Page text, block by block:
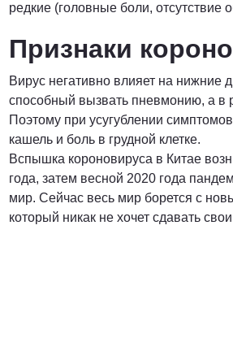
редкие (головные боли, отсутствие
Признаки
Вирус негативно влияет на нижние
способный вызвать пневмонию, а в
Поэтому при усугублении
кашель и боль в грудной клетке.
Вспышка короновируса в Китае
года, затем весной 2020 года
мир. Сейчас весь мир борется с
который никак не хочет сдавать